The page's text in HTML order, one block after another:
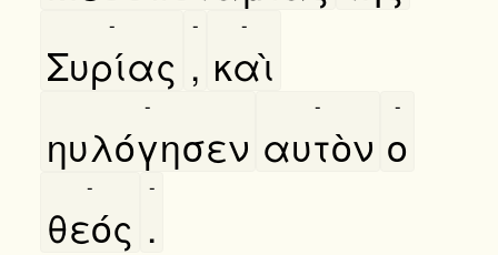
Συρίας
-
,
-
καὶ
-
ηυλόγησεν
-
αυτὸν
-
ο
-
θεός
-
.
-